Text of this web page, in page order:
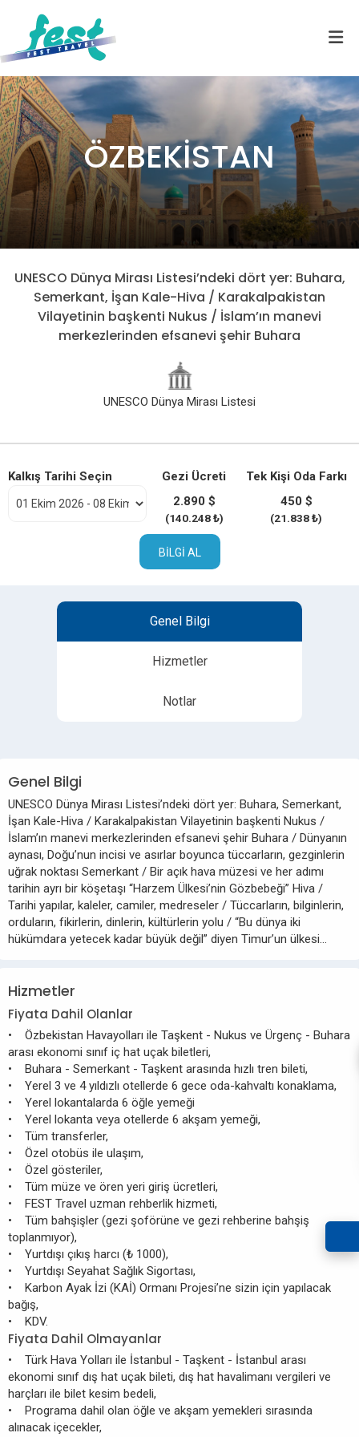
ÖZBEKİSTAN
UNESCO Dünya Mirası Listesi’ndeki dört yer: Buhara,
Semerkant, İşan Kale-Hiva / Karakalpakistan
Vilayetinin başkenti Nukus / İslam’ın manevi
merkezlerinden efsanevi şehir Buhara
UNESCO Dünya Mirası Listesi
Kalkış Tarihi Seçin
Gezi Ücreti
2.890 $
(140.248 ₺)
Tek Kişi Oda Farkı
450 $
(21.838 ₺)
BILGI AL
Genel Bilgi
Hizmetler
Notlar
Genel Bilgi
UNESCO Dünya Mirası Listesi’ndeki dört yer: Buhara, Semerkant,
İşan Kale-Hiva / Karakalpakistan Vilayetinin başkenti Nukus /
İslam’ın manevi merkezlerinden efsanevi şehir Buhara / Dünyanın
aynası, Doğu’nun incisi ve asırlar boyunca tüccarların, gezginlerin
uğrak noktası Semerkant / Bir açık hava müzesi ve her adımı
tarihin ayrı bir köşetaşı “Harzem Ülkesi’nin Gözbebeği” Hiva /
Tarihi yapılar, kaleler, camiler, medreseler / Tüccarların, bilginlerin,
orduların, fikirlerin, dinlerin, kültürlerin yolu / “Bu dünya iki
hükümdara yetecek kadar büyük değil” diyen Timur’un ülkesi...
Hizmetler
Fiyata Dahil Olanlar
• Özbekistan Havayolları ile Taşkent - Nukus ve Ürgenç - Buhara
arası ekonomi sınıf iç hat uçak biletleri,
• Buhara - Semerkant - Taşkent arasında hızlı tren bileti,
• Yerel 3 ve 4 yıldızlı otellerde 6 gece oda-kahvaltı konaklama,
• Yerel lokantalarda 6 öğle yemeği
• Yerel lokanta veya otellerde 6 akşam yemeği,
• Tüm transferler,
• Özel otobüs ile ulaşım,
• Özel gösteriler,
• Tüm müze ve ören yeri giriş ücretleri,
• FEST Travel uzman rehberlik hizmeti,
• Tüm bahşişler (gezi şoförüne ve gezi rehberine bahşiş
toplanmıyor),
• Yurtdışı çıkış harcı (₺ 1000),
• Yurtdışı Seyahat Sağlık Sigortası,
• Karbon Ayak İzi (KAİ) Ormanı Projesi’ne sizin için yapılacak
bağış,
• KDV.
Fiyata Dahil Olmayanlar
• Türk Hava Yolları ile İstanbul - Taşkent - İstanbul arası
ekonomi sınıf dış hat uçak bileti, dış hat havalimanı vergileri ve
harçları ile bilet kesim bedeli,
• Programa dahil olan öğle ve akşam yemekleri sırasında
alınacak içecekler,